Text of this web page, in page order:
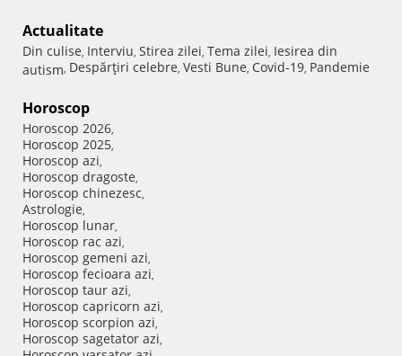
Actualitate
Din culise, Interviu, Stirea zilei, Tema zilei, Iesirea din
autism, Despărţiri celebre, Vesti Bune, Covid-19, Pandemie
Horoscop
Horoscop 2026,
Horoscop 2025,
Horoscop azi,
Horoscop dragoste,
Horoscop chinezesc,
Astrologie,
Horoscop lunar,
Horoscop rac azi,
Horoscop gemeni azi,
Horoscop fecioara azi,
Horoscop taur azi,
Horoscop capricorn azi,
Horoscop scorpion azi,
Horoscop sagetator azi,